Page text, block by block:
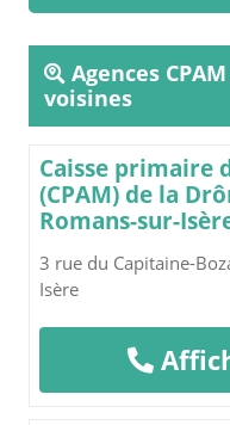
Agences
voisines
Caisse primaire
(CPAM) de la
Romans-sur-
3 rue du Capitaine-
Isère